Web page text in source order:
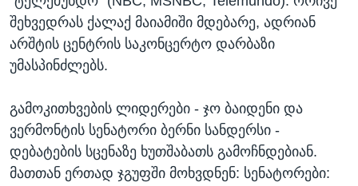
შეხვედრას ქალაქ მაიამიში მდებარე, ადრიან
არშტის ცენტრის საკონცერტო დარბაზი
უმასპინძლებს.
გამოკითხვების ლიდერები - ჯო ბაიდენი და
ვერმონტის სენატორი ბერნი სანდერსი -
დებატების სცენაზე ხუთშაბათს გამოჩნდებიან.
მათთან ერთად ჯგუფში მოხვდნენ: სენატორები: